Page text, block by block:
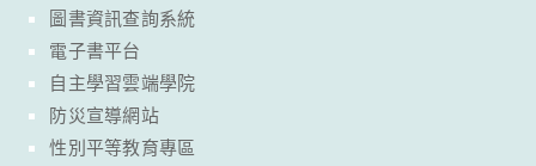
圖書資訊查詢系統
電子書平台
自主學習雲端學院
防災宣導網站
性別平等教育專區